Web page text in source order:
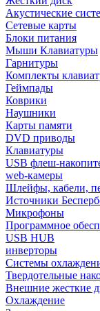
Акустические
Сетевые карты
Блоки питания
Мыши Клавиатуры
Гарнитуры
Комплекты
Геймпады
Коврики
Наушники
Карты памяти
DVD приводы
Клавиатуры
USB флеш-
web-камеры
Шлейфы, кабели,
Источники
Микрофоны
Программное
USB HUB
инверторы
Системы
Твердотельные
Внешние жесткие
Охлаждение